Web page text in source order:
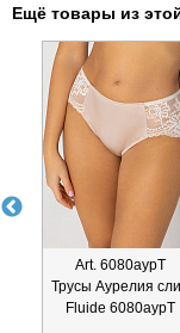
Ещё товары из
Art. 6080аурТ
Трусы Аурелия
Fluide 6080аурТ